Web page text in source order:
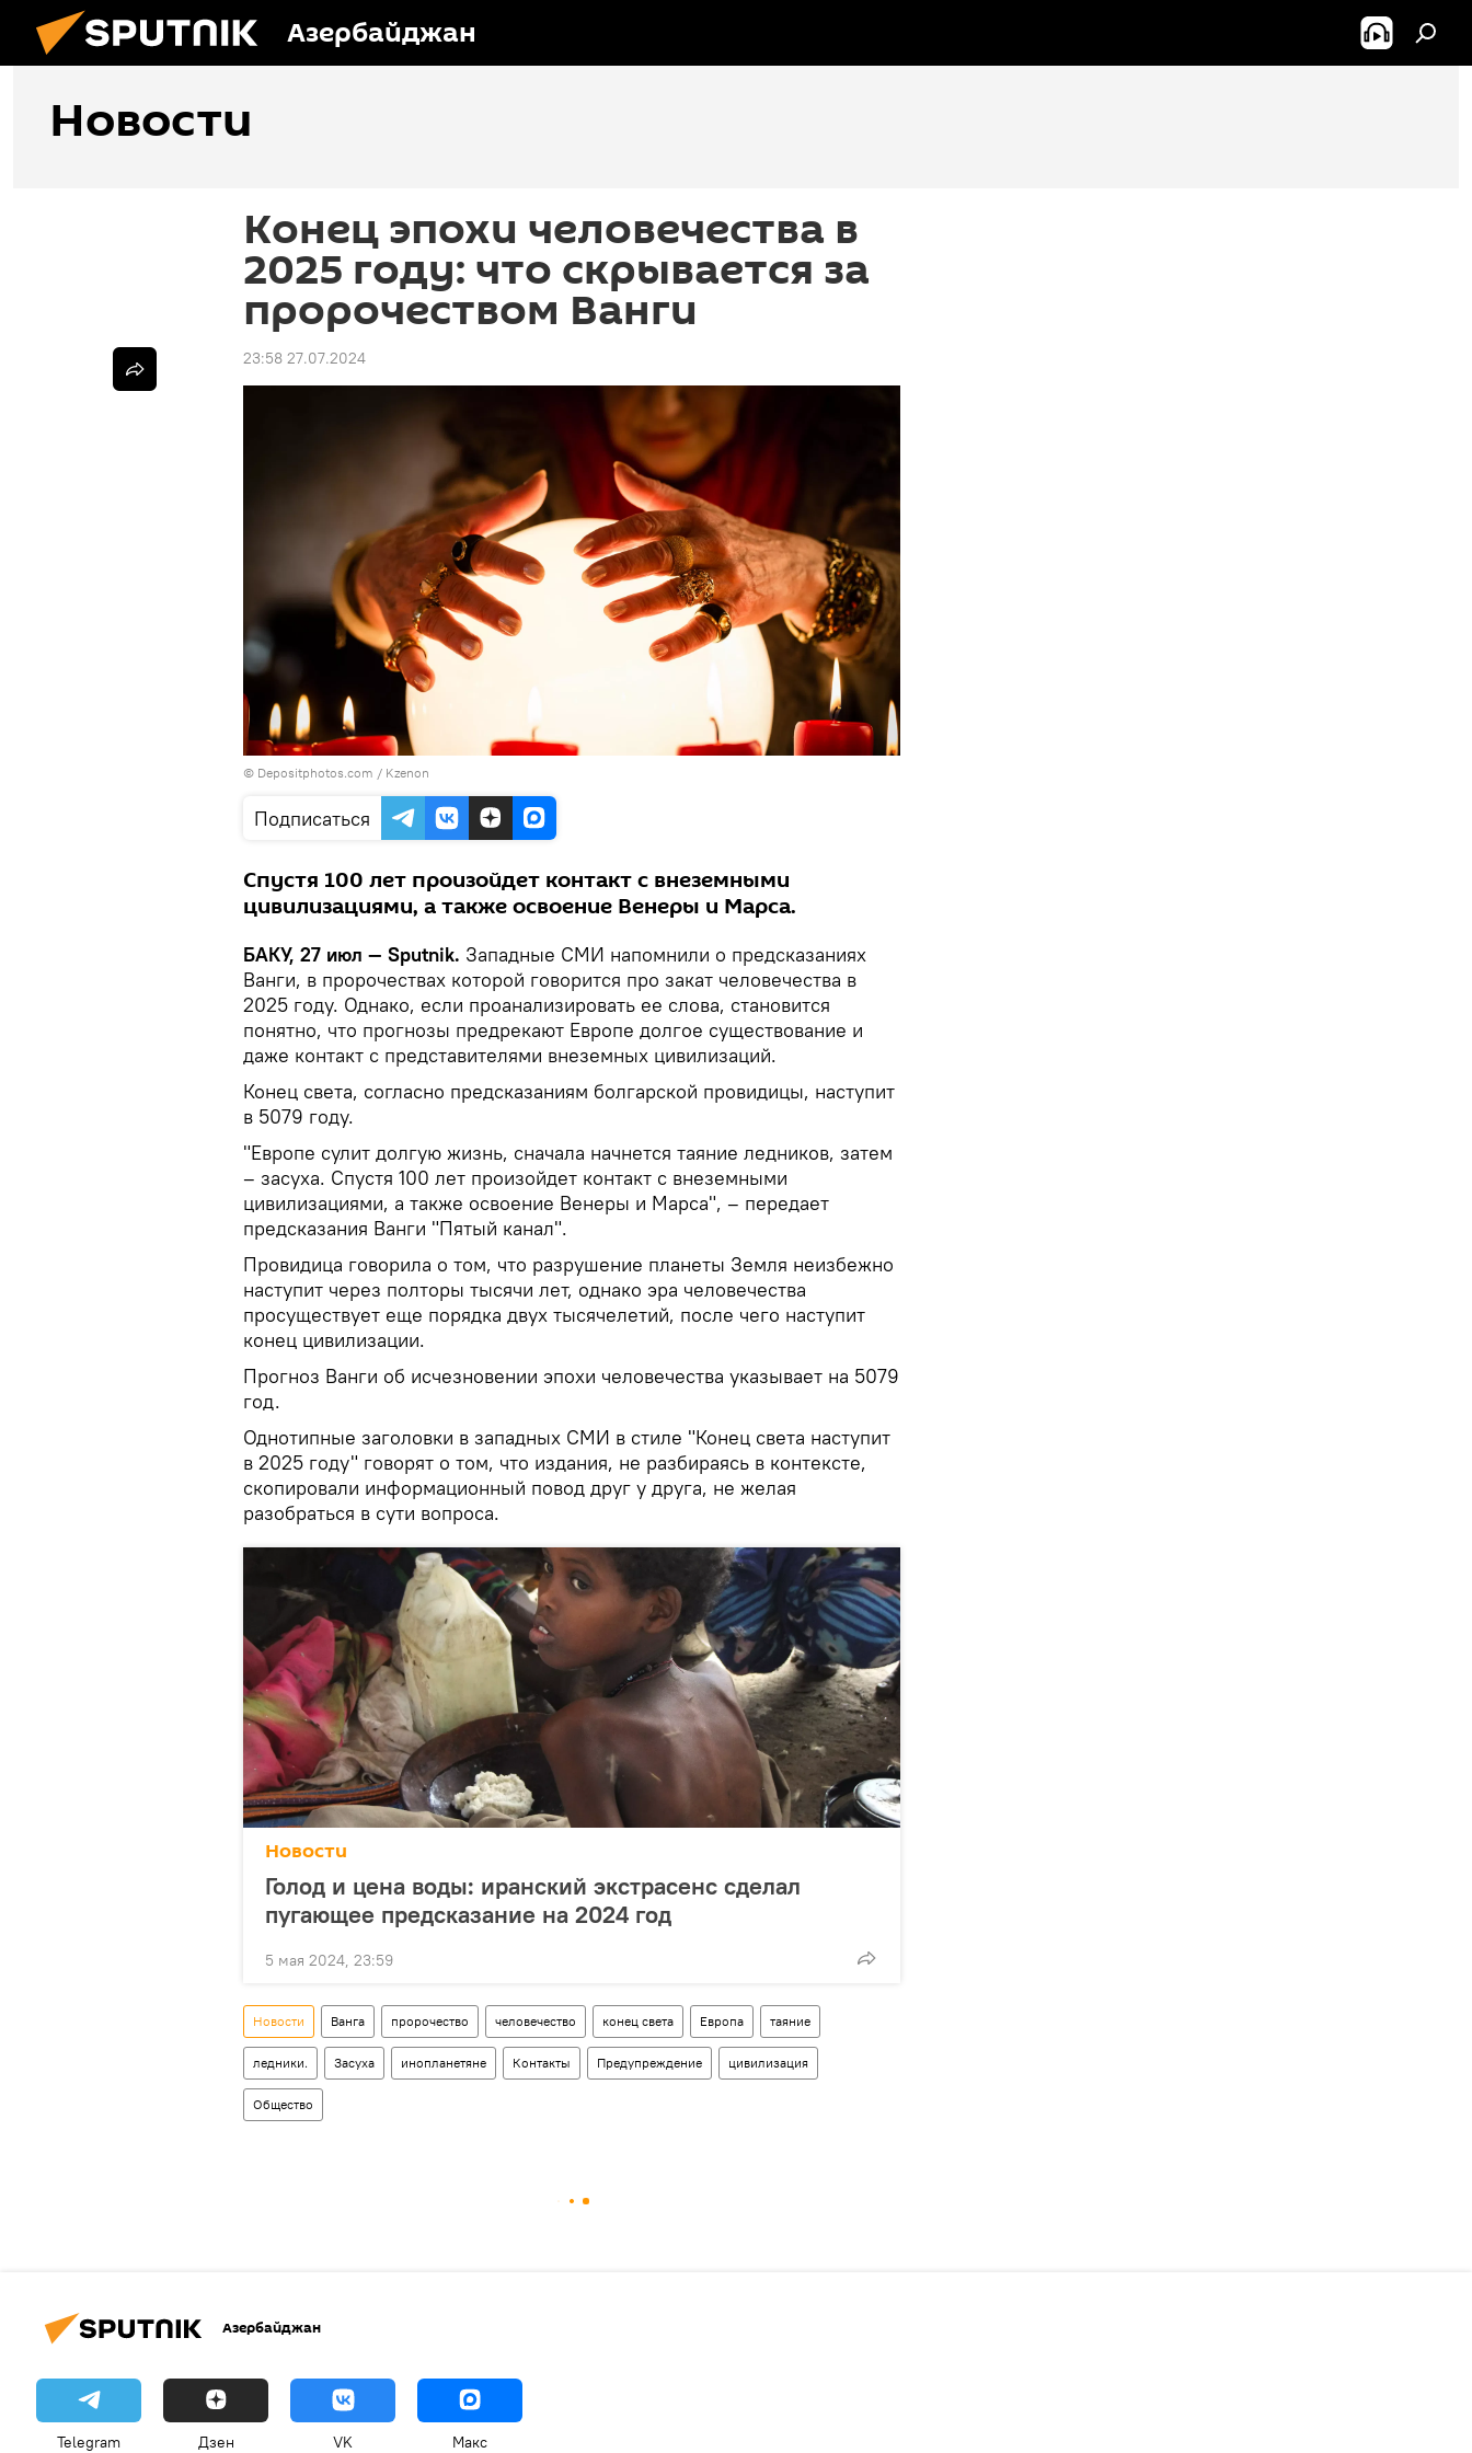
Азербайджан
Новости
Конец эпохи человечества в
2025 году: что скрывается за
пророчеством Ванги
23:58 27.07.2024
© Depositphotos.com / Kzenon
Подписаться
Спустя 100 лет произойдет контакт с внеземными
цивилизациями, а также освоение Венеры и Марса.
БАКУ, 27 июл — Sputnik. Западные СМИ напомнили о предсказаниях
Ванги, в пророчествах которой говорится про закат человечества в
2025 году. Однако, если проанализировать ее слова, становится
понятно, что прогнозы предрекают Европе долгое существование и
даже контакт с представителями внеземных цивилизаций.
Конец света, согласно предсказаниям болгарской провидицы, наступит
в 5079 году.
"Европе сулит долгую жизнь, сначала начнется таяние ледников, затем
– засуха. Спустя 100 лет произойдет контакт с внеземными
цивилизациями, а также освоение Венеры и Марса", – передает
предсказания Ванги "Пятый канал".
Провидица говорила о том, что разрушение планеты Земля неизбежно
наступит через полторы тысячи лет, однако эра человечества
просуществует еще порядка двух тысячелетий, после чего наступит
конец цивилизации.
Прогноз Ванги об исчезновении эпохи человечества указывает на 5079
год.
Однотипные заголовки в западных СМИ в стиле "Конец света наступит
в 2025 году" говорят о том, что издания, не разбираясь в контексте,
скопировали информационный повод друг у друга, не желая
разобраться в сути вопроса.
Новости
Голод и цена воды: иранский экстрасенс сделал
пугающее предсказание на 2024 год
5 мая 2024, 23:59
Новости Ванга пророчество человечество конец света Европа таяние
ледники. Засуха инопланетяне Контакты Предупреждение цивилизация
Общество
Азербайджан
Telegram Дзен VK Макс